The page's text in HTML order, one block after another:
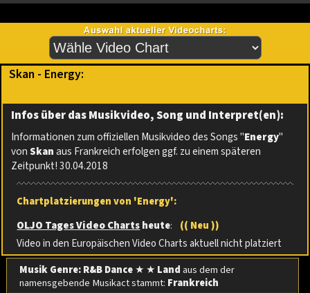
Skan - Energy:
Infos über das Musikvideo, Song und Interpret(en):
Informationen zum offiziellen Musikvideo des Songs "Energy"
vonSkanaus Frankreich erfolgen ggf. zu einem späteren
Zeitpunkt! 30.04.2018
Chartplatzierungen von 'Energy':
OLJO Tages Video Chartsheute:
(( Neu ))
Video in den Europäischen Video Charts aktuell nicht platziert
Musik Genre: R&B Dance★ ★ Landaus dem der
namensgebende Musikact stammt: Frankreich